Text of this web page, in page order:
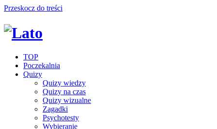
Przeskocz do treści
TOP
Poczekalnia
Quizy
Quizy wiedzy
Quizy na czas
Quizy wizualne
Zagadki
Psychotesty
Wybieranie